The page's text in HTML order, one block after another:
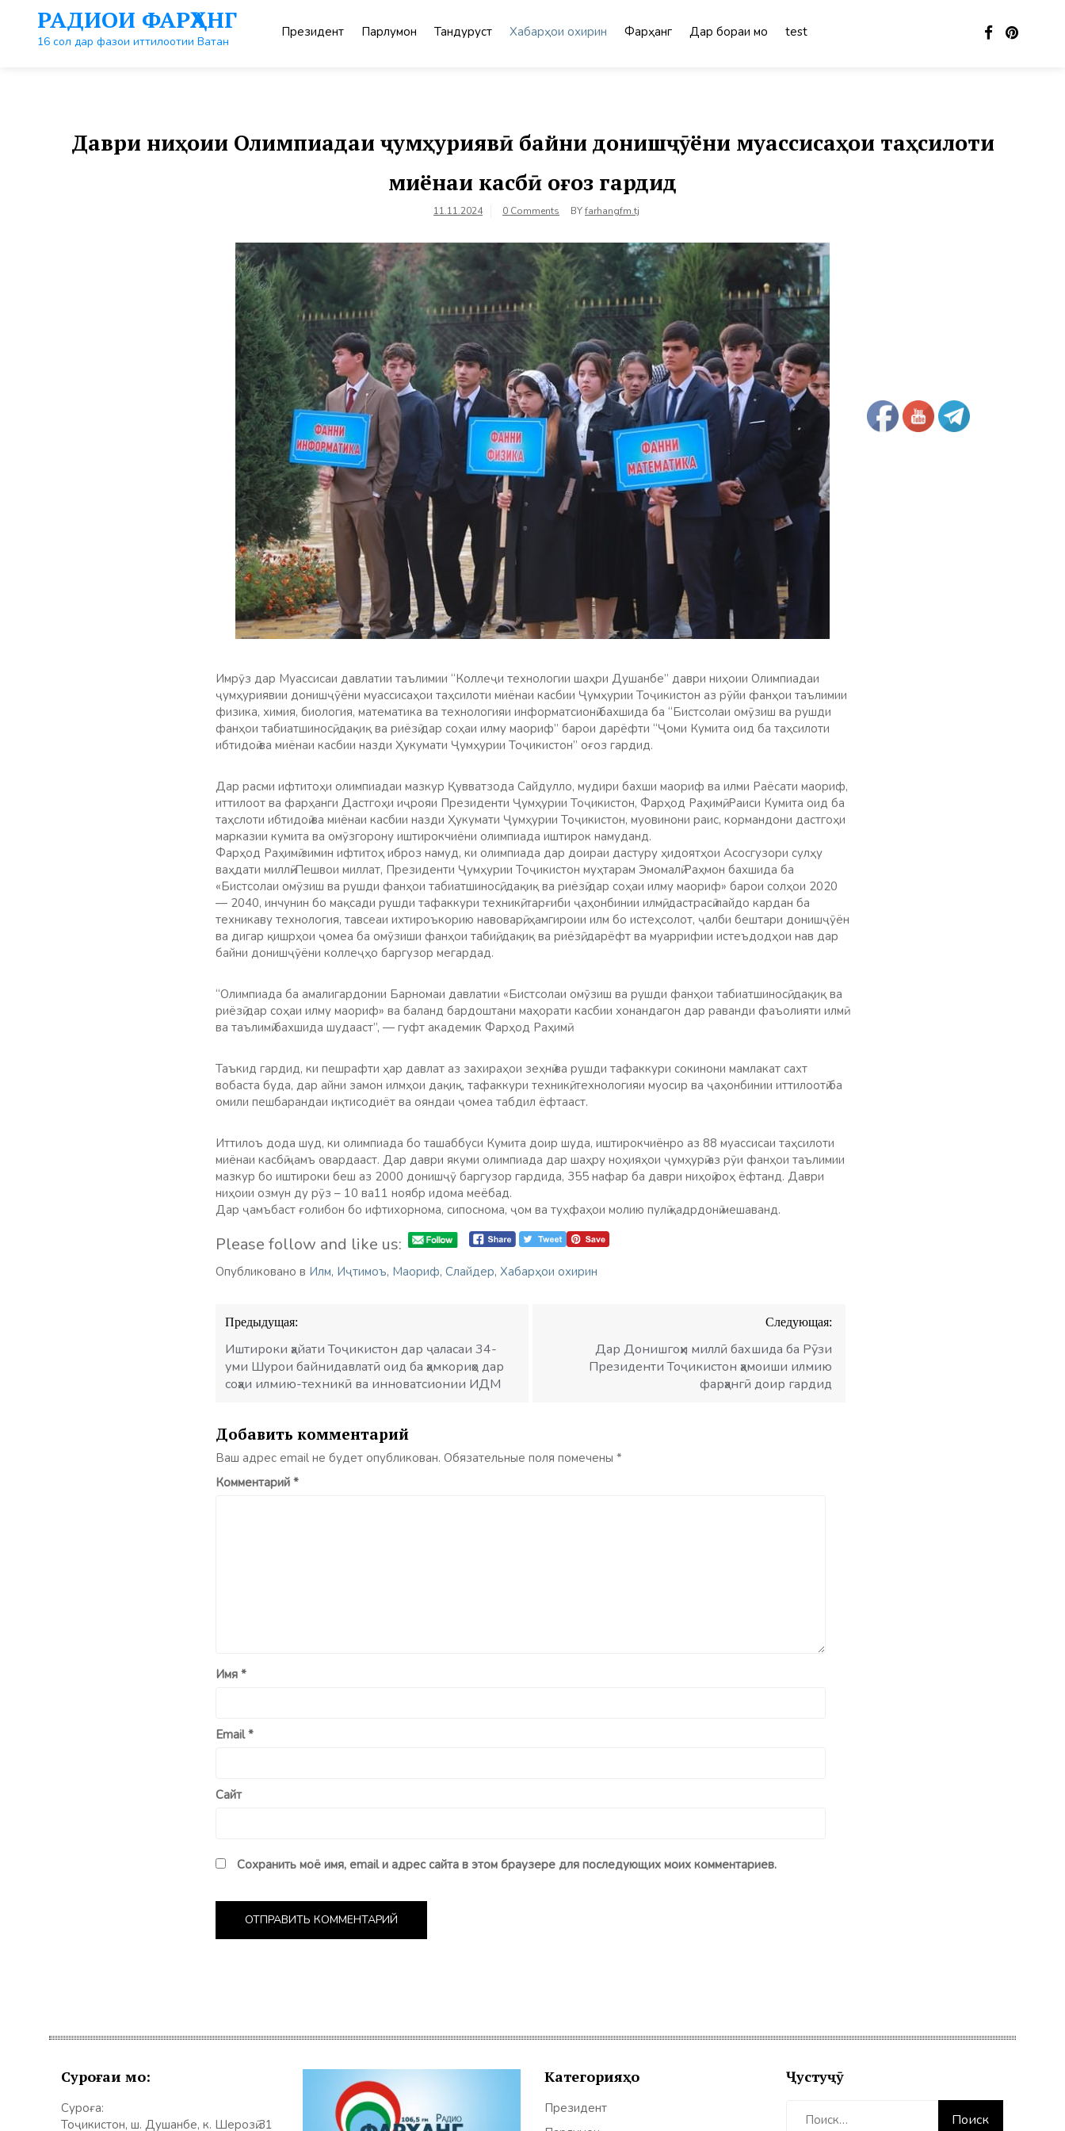
контенту
РАДИОИ ФАРҲАНГ
16 сол дар фазои иттилоотии Ватан
Президент Парлумон Тандурустӣ Хабарҳои охирин Фарҳанг Дар бораи мо test
Даври ниҳоии Олимпиадаи ҷумҳуриявӣ байни донишҷӯёни муассисаҳои таҳсилоти
миёнаи касбӣ оғоз гардид
11.11.2024 0 Comments BYfarhangfm.tj
Имрӯз дар Муассисаи давлатии таълимии “Коллеҷи технологии шаҳри Душанбе” даври ниҳоии Олимпиадаи
ҷумҳуриявии донишҷӯёни муассисаҳои таҳсилоти миёнаи касбии Ҷумҳурии Тоҷикистон аз рӯйи фанҳои таълимии
физика, химия, биология, математика ва технологияи информатсионӣ бахшида ба “Бистсолаи омӯзиш ва рушди
фанҳои табиатшиносӣ, дақиқ ва риёзӣ дар соҳаи илму маориф” барои дарёфти “Ҷоми Кумита оид ба таҳсилоти
ибтидоӣ ва миёнаи касбии назди Ҳукумати Ҷумҳурии Тоҷикистон” оғоз гардид.
Дар расми ифтитоҳи олимпиадаи мазкур Қувватзода Сайдулло, мудири бахши маориф ва илми Раёсати маориф,
иттилоот ва фарҳанги Дастгоҳи иҷрояи Президенти Ҷумҳурии Тоҷикистон, Фарҳод Раҳимӣ, Раиси Кумита оид ба
таҳслоти ибтидоӣ ва миёнаи касбии назди Ҳукумати Ҷумҳурии Тоҷикистон, муовинони раис, кормандони дастгоҳи
марказии кумита ва омӯзгорону иштирокчиёни олимпиада иштирок намуданд.
Фарҳод Раҳимӣ зимин ифтитоҳ иброз намуд, ки олимпиада дар доираи дастуру ҳидоятҳои Асосгузори сулҳу
ваҳдати миллӣ-Пешвои миллат, Президенти Ҷумҳурии Тоҷикистон муҳтарам Эмомалӣ Раҳмон бахшида ба
«Бистсолаи омӯзиш ва рушди фанҳои табиатшиносӣ, дақиқ ва риёзӣ дар соҳаи илму маориф» барои солҳои 2020
— 2040, инчунин бо мақсади рушди тафаккури техникӣ, тарғиби ҷаҳонбинии илмӣ, дастрасӣ пайдо кардан ба
техникаву технология, тавсеаи ихтироъкорию навоварӣ, ҳамгироии илм бо истеҳсолот, ҷалби бештари донишҷӯён
ва дигар қишрҳои ҷомеа ба омӯзиши фанҳои табиӣ, дақиқ ва риёзӣ, дарёфт ва муаррифии истеъдодҳои нав дар
байни донишҷӯёни коллеҷҳо баргузор мегардад.
“Олимпиада ба амалигардонии Барномаи давлатии «Бистсолаи омӯзиш ва рушди фанҳои табиатшиносӣ, дақиқ ва
риёзӣ дар соҳаи илму маориф» ва баланд бардоштани маҳорати касбии хонандагон дар раванди фаъолияти илмӣ
ва таълимӣ бахшида шудааст”, — гуфт академик Фарҳод Раҳимӣ.
Таъкид гардид, ки пешрафти ҳар давлат аз захираҳои зеҳнӣ ва рушди тафаккури сокинони мамлакат сахт
вобаста буда, дар айни замон илмҳои дақиқ, тафаккури техникӣ, технологияи муосир ва ҷаҳонбинии иттилоотӣ ба
омили пешбарандаи иқтисодиёт ва ояндаи ҷомеа табдил ёфтааст.
Иттилоъ дода шуд, ки олимпиада бо ташаббуси Кумита доир шуда, иштирокчиёнро аз 88 муассисаи таҳсилоти
миёнаи касбӣ ҷамъ овардааст. Дар даври якуми олимпиада дар шаҳру ноҳияҳои ҷумҳурӣ аз рӯи фанҳои таълимии
мазкур бо иштироки беш аз 2000 донишҷӯ баргузор гардида, 355 нафар ба даври ниҳоӣ роҳ ёфтанд. Даври
ниҳоии озмун ду рӯз – 10 ва11 ноябр идома меёбад.
Дар ҷамъбаст ғолибон бо ифтихорнома, сипоснома, ҷом ва туҳфаҳои молию пулӣ қадрдонӣ мешаванд.
Please follow and like us:
Опубликовано в Илм, Иҷтимоъ, Маориф, Слайдер, Хабарҳои охирин
Навигация
по
записям
Предыдущая:
Иштироки ҳайати Тоҷикистон дар ҷаласаи 34-
уми Шурои байнидавлатӣ оид ба ҳамкориҳо дар
соҳаи илмию-техникӣ ва инноватсионии ИДМ
Следующая:
Дар Донишгоҳи миллӣ бахшида ба Рӯзи
Президенти Тоҷикистон ҳамоиши илмию
фарҳангӣ доир гардид
Добавить комментарий
Ваш адрес email не будет опубликован. Обязательные поля помечены *
Комментарий *
Имя *
Email*
Сайт
Сохранить моё имя, email и адрес сайта в этом браузере для последующих моих комментариев.
Суроғаи мо:
Суроға:
Тоҷикистон, ш. Душанбе, к. Шерозӣ 31
Категорияҳо
Президент
Ҷустуҷӯ